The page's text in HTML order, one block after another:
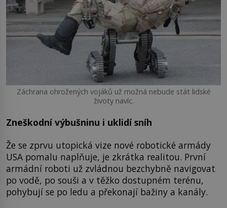
Záchrana ohrožených vojáků už možná nebude stát lidské
životy navíc.
Zneškodní výbušninu i uklidí sníh
Že se zprvu utopická vize nové robotické armády
USA pomalu naplňuje, je zkrátka realitou. První
armádní roboti už zvládnou bezchybně navigovat
po vodě, po souši a v těžko dostupném terénu,
pohybují se po ledu a překonají bažiny a kanály.